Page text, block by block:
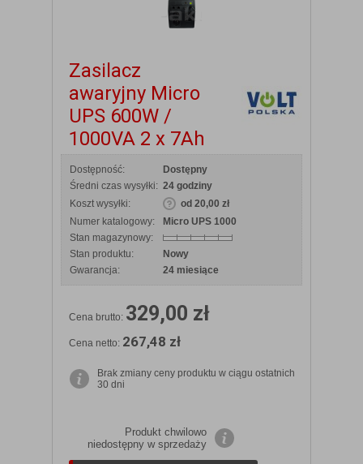
Zasilacz
awaryjny Micro
UPS 600W /
1000VA 2 x 7Ah
Dostępność:
Dostępny
Średni czas wysyłki: 24 godziny
Koszt wysyłki:
od 20,00 zł
Numer katalogowy:
Micro UPS 1000
Stan magazynowy:
Stan produktu:
Nowy
Gwarancja:
24 miesiące
Cena brutto: 329,00 zł
Cena netto: 267,48 zł
Brak zmiany ceny produktu w ciągu ostatnich
30 dni
Produkt chwilowo
niedostępny w sprzedaży